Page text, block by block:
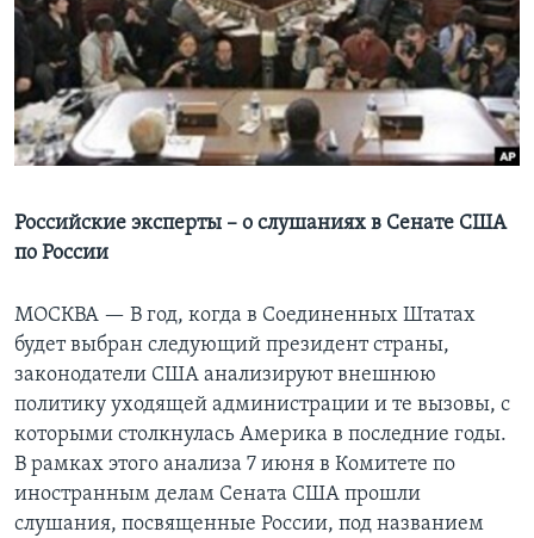
Learning English
СОЦИАЛЬНЫЕ СЕТИ
Языки
Российские эксперты – о слушаниях в Сенате США
по России
МОСКВА — В год, когда в Соединенных Штатах
будет выбран следующий президент страны,
законодатели США анализируют внешнюю
политику уходящей администрации и те вызовы, с
которыми столкнулась Америка в последние годы.
В рамках этого анализа 7 июня в Комитете по
иностранным делам Сената США прошли
слушания, посвященные России, под названием